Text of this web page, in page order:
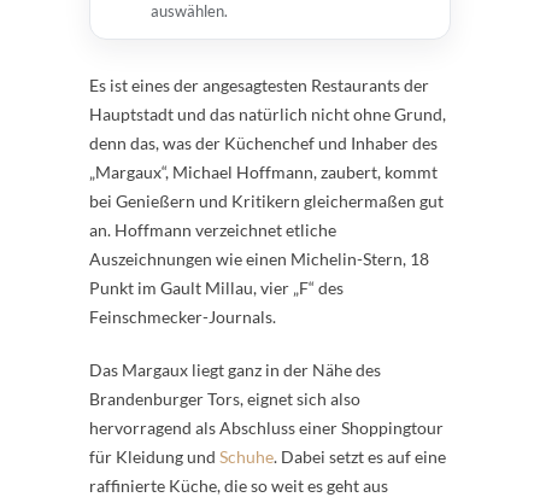
auswählen.
Es ist eines der angesagtesten Restaurants der
Hauptstadt und das natürlich nicht ohne Grund,
denn das, was der Küchenchef und Inhaber des
„Margaux“, Michael Hoffmann, zaubert, kommt
bei Genießern und Kritikern gleichermaßen gut
an. Hoffmann verzeichnet etliche
Auszeichnungen wie einen Michelin-Stern, 18
Punkt im Gault Millau, vier „F“ des
Feinschmecker-Journals.
Das Margaux liegt ganz in der Nähe des
Brandenburger Tors, eignet sich also
hervorragend als Abschluss einer Shoppingtour
für Kleidung und Schuhe. Dabei setzt es auf eine
raffinierte Küche, die so weit es geht aus